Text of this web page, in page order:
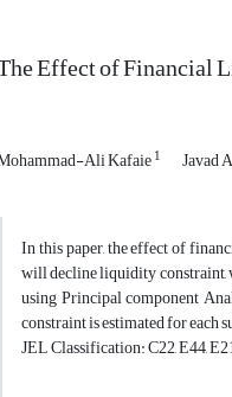
Effect of Financial
Ali Kafaie1 Javad
In this paper, the effect of
will decline liquidity constraint,
using Principal component
constraint is estimated for
JEL Classification: C22, E44,